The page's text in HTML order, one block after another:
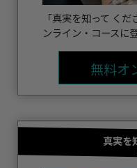
「真実を知って く
ンライン・コースに
無料オ
真実を